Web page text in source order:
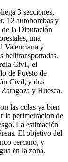
3 secciones,
12 autobombas y
de la Diputación
una
Valenciana y
helitransportadas.
Civil, el
de Puesto de
Civil, y dos
y Huesca.
las colas ya bien
la perimetración de
La estimación
El objetivo del
cercano, y
en la zona.